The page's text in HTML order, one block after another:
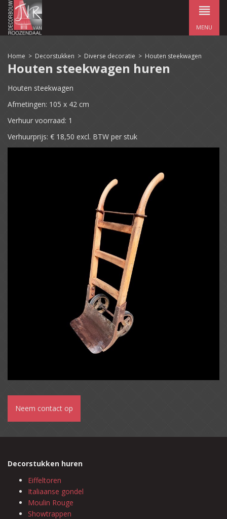
MENU
Home > Decorstukken > Diverse decoratie > Houten steekwagen
Houten steekwagen huren
Houten steekwagen
Afmetingen: 105 x 42 cm
Verhuur voorraad: 1
Verhuurprijs: € 18,50 excl. BTW per stuk
Neem contact op
Decorstukken huren
Eiffeltoren
Italiaanse gondel
Moulin Rouge
Showtrappen